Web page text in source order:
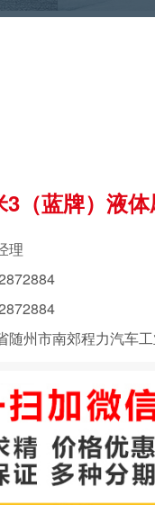
（蓝牌）液
理
随州市南郊程力汽车